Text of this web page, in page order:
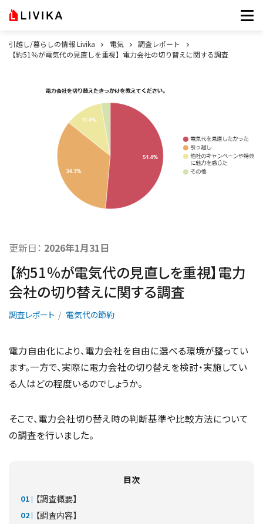
引越し/暮らしの情報 Livika 電気
調査レポート
【約51％が電気代の見直しを重視】電力会社の切り替えに関する調査
更新日： 2026年1月31日
【約51％が電気代の見直しを重視】電力
会社の切り替えに関する調査
調査レポート 電気代の節約
電力自由化により、電力会社を自由に選べる環境が整ってい
ます。一方で、実際に電力会社の切り替えを検討・実施してい
る人はどの程度いるのでしょうか。
そこで、電力会社切り替え時の判断基準や比較方法について
の調査を行いました。
目次
【調査概要】
【調査内容】